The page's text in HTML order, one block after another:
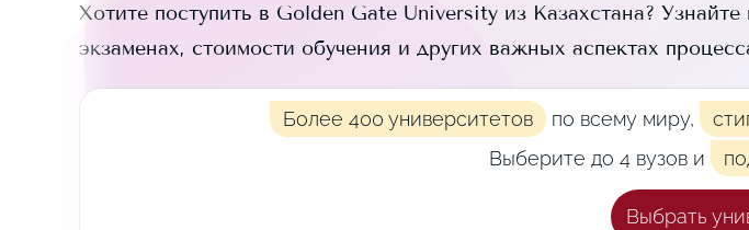
Хотите поступить в Golden Gate University из Казахстана?
экзаменах, стоимости обучения и других важных аспектах
Более 400 университетов по всему миру,
Выберите до 4 вузов и
Выбрать